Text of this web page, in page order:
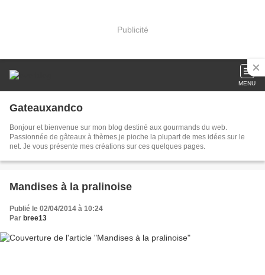
Publicité
MENU
Gateauxandco
Bonjour et bienvenue sur mon blog destiné aux gourmands du web.
Passionnée de gâteaux à thèmes,je pioche la plupart de mes idées sur le
net. Je vous présente mes créations sur ces quelques pages.
Mandises à la pralinoise
Publié le 02/04/2014 à 10:24
Par bree13